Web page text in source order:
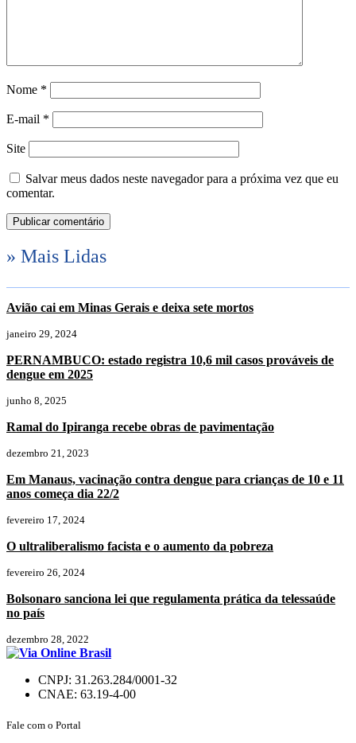
Nome *
E-mail *
Site
Salvar meus dados neste navegador para a próxima vez que eu
comentar.
» Mais Lidas
Avião cai em Minas Gerais e deixa sete mortos
janeiro 29, 2024
PERNAMBUCO: estado registra 10,6 mil casos prováveis de
dengue em 2025
junho 8, 2025
Ramal do Ipiranga recebe obras de pavimentação
dezembro 21, 2023
Em Manaus, vacinação contra dengue para crianças de 10 e 11
anos começa dia 22/2
fevereiro 17, 2024
O ultraliberalismo facista e o aumento da pobreza
fevereiro 26, 2024
Bolsonaro sanciona lei que regulamenta prática da telessaúde
no país
dezembro 28, 2022
CNPJ: 31.263.284/0001-32
CNAE: 63.19-4-00
Fale com o Portal